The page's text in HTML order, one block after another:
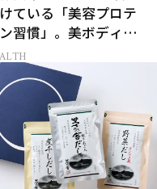
ている「美容プロテ
習慣」。美ボディを
る朝ルーティンと